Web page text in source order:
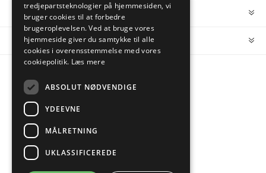
MIN KONTO
KUNDESERVICE
FOLLOW US
tredjepartsteknologier på hjemmesiden, vi
bruger cookies til at forbedre
brugeroplevelsen. Ved at bruge vores
hjemmeside giver du samtykke til alle
cookies i overensstemmelse med vores
cookiepolitik. Læs mere
ABSOLUT NØDVENDIGE
YDEEVNE
MÅLRETNING
UKLASSIFICEREDE